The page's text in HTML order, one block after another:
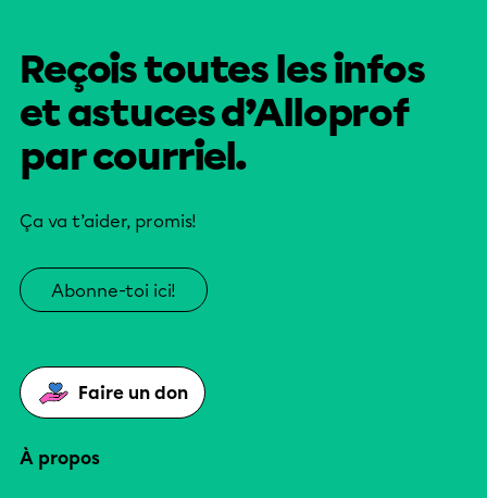
Reçois toutes les infos
et astuces d’Alloprof
par courriel.
Ça va t’aider, promis!
Abonne-toi ici!
Faire un don
À propos